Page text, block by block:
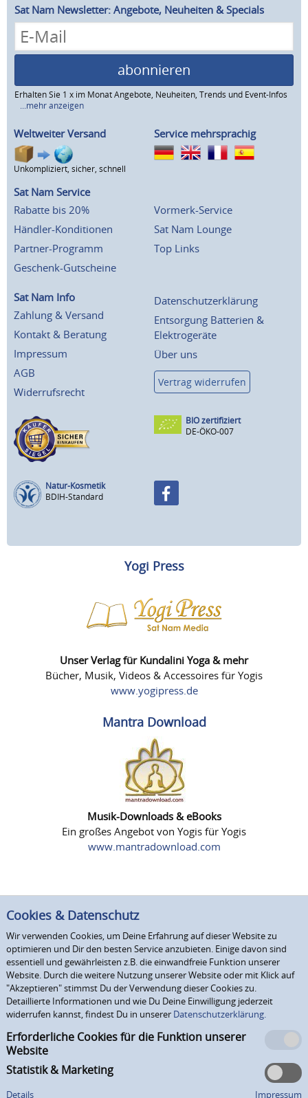
Sat Nam Newsletter: Angebote, Neuheiten & Specials
abonnieren
Erhalten Sie 1 x im Monat Angebote, Neuheiten, Trends und Event-Infos
...mehr anzeigen
Weltweiter Versand
Unkompliziert, sicher, schnell
Service mehrsprachig
Sat Nam Service
Rabatte bis 20%
Händler-Konditionen
Partner-Programm
Geschenk-Gutscheine
Vormerk-Service
Sat Nam Lounge
Top Links
Sat Nam Info
Zahlung & Versand
Kontakt & Beratung
Impressum
AGB
Widerrufsrecht
Datenschutzerklärung
Entsorgung Batterien &
Elektrogeräte
Über uns
Vertrag widerrufen
BIO zertifiziert
DE-ÖKO-007
Natur-Kosmetik
BDIH-Standard
Yogi Press
Unser Verlag für Kundalini Yoga & mehr
Bücher, Musik, Videos & Accessoires für Yogis
www.yogipress.de
Mantra Download
Musik-Downloads & eBooks
Ein großes Angebot von Yogis für Yogis
www.mantradownload.com
Cookies & Datenschutz
Wir verwenden Cookies, um Deine Erfahrung auf dieser Website zu
optimieren und Dir den besten Service anzubieten. Einige davon sind
essentiell und gewährleisten z.B. die einwandfreie Funktion unserer
Website. Durch die weitere Nutzung unserer Website oder mit Klick auf
"Akzeptieren" stimmst Du der Verwendung dieser Cookies zu.
Detaillierte Informationen und wie Du Deine Einwilligung jederzeit
widerrufen kannst, findest Du in unserer Datenschutzerklärung.
Erforderliche Cookies für die Funktion unserer
Website
Statistik & Marketing
Details Impressum